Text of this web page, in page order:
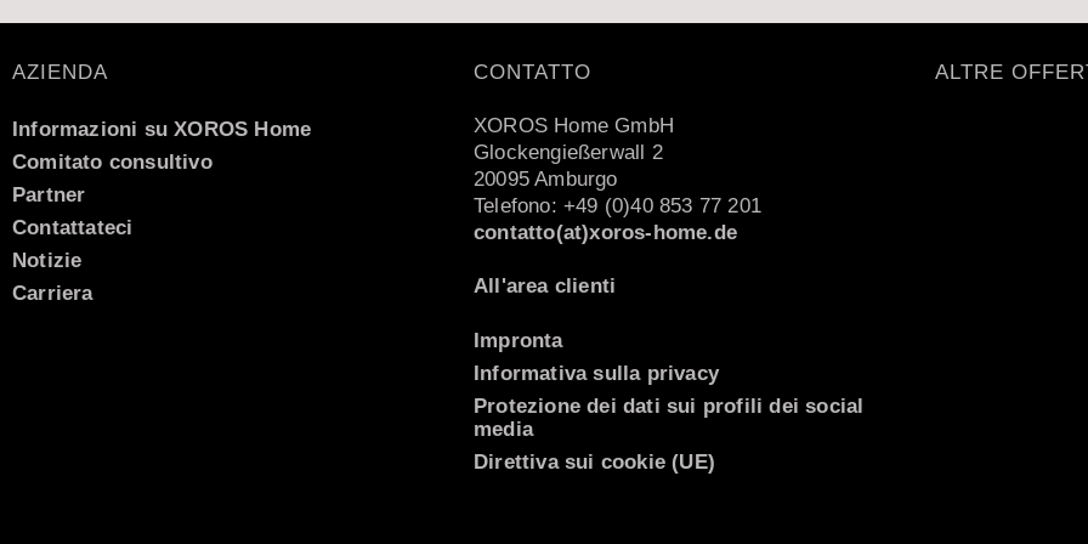
AZIENDA
Informazioni su XOROS Home
Comitato consultivo
Partner
Contattateci
Notizie
Carriera
CONTATTO
XOROS Home GmbH
Glockengießerwall 2
20095 Amburgo
Telefono: +49 (0)40 853 77 201
contatto(at)xoros-home.de
All'area clienti
Impronta
Informativa sulla privacy
Protezione dei dati sui profili dei social
media
Direttiva sui cookie (UE)
ALTRE